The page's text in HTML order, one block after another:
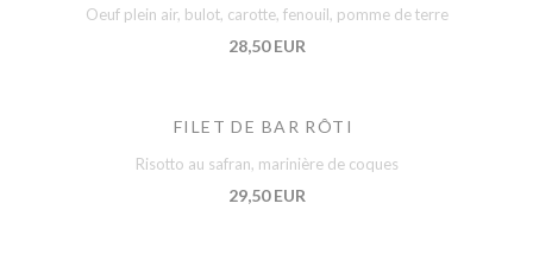
Oeuf plein air, bulot, carotte, fenouil, pomme de terre
28,50 EUR
FILET DE BAR RÔTI
Risotto au safran, marinière de coques
29,50 EUR